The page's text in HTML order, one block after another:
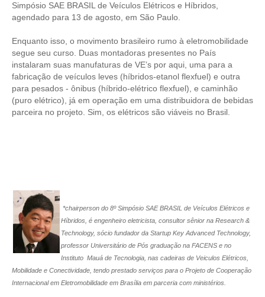
NEWSLETTER
CONTATO
CURSOS
ENGENHEIRO EMPREENDEDOR
APOSENTADORIA
CONVÊNIOS
PLANO DE SAÚDE
SEESPPREV
Simpósio SAE BRASIL de Veículos Elétricos e Híbridos,
agendado para 13 de agosto, em São Paulo.
Enquanto isso, o movimento brasileiro rumo à eletromobilidade
segue seu curso. Duas montadoras presentes no País
instalaram suas manufaturas de VE’s por aqui, uma para a
fabricação de veículos leves (híbridos-etanol flexfuel) e outra
para pesados - ônibus (híbrido-elétrico flexfuel), e caminhão
(puro elétrico), já em operação em uma distribuidora de bebidas
parceira no projeto. Sim, os elétricos são viáveis no Brasil.
*chairperson do 8º Simpósio SAE BRASIL de Veículos Elétricos e
Híbridos, é engenheiro eletricista, consultor sênior na Research &
Technology, sócio fundador da Startup Key Advanced Technology,
professor Universitário de Pós graduação na FACENS e no
Instituto Mauá de Tecnologia, nas cadeiras de Veiculos Elétricos,
Mobilidade e Conectividade, tendo prestado serviços para o Projeto de Cooperação
Internacional em Eletromobilidade em Brasília em parceria com ministérios.